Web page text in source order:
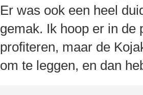
Er was ook een heel
gemak. Ik hoop er in de
profiteren, maar de
om te leggen, en dan